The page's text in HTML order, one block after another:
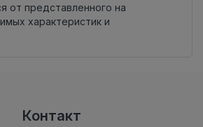
от представленного на
характеристик и
Контакт